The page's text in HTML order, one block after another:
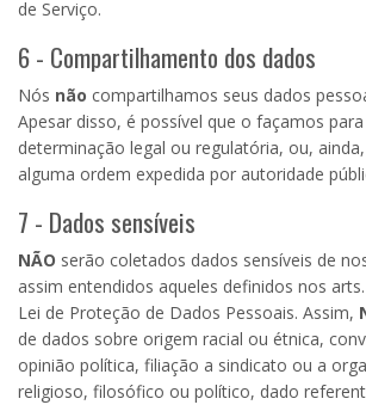
de Serviço.
6 - Compartilhamento dos dados
Nós não compartilhamos seus dados
Apesar disso, é possível que o façamos
determinação legal ou regulatória, ou,
alguma ordem expedida por autoridade
7 - Dados sensíveis
NÃO serão coletados dados sensíveis de
assim entendidos aqueles definidos nos
Lei de Proteção de Dados Pessoais. Assim,
de dados sobre origem racial ou étnica,
opinião política, filiação a sindicato ou a
religioso, filosófico ou político, dado